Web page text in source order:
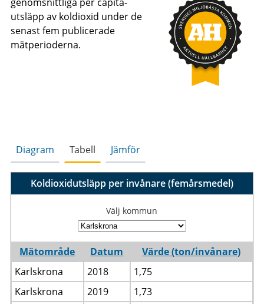
utsläpp av koldioxid under de
senast fem publicerade
mätperioderna.
Diagram Tabell Jämför
Koldioxidutsläpp per invånare (femårsmedel)
Välj kommun
Mätområde Datum
Värde (ton/invånare)
Karlskrona
2018
1,75
Karlskrona
2019
1,73